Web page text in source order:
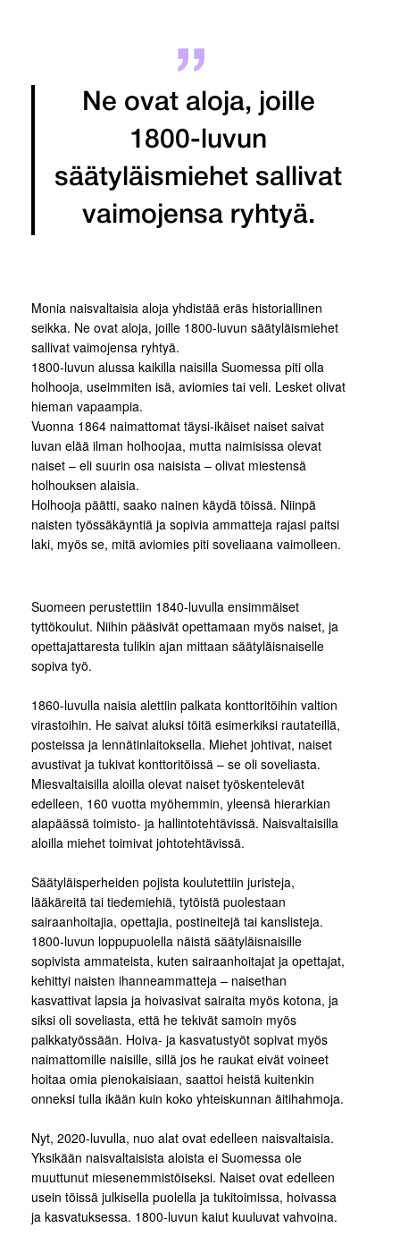
Ne ovat aloja, joille
1800-luvun
säätyläismiehet sallivat
vaimojensa ryhtyä.
Monia naisvaltaisia aloja yhdistää eräs historiallinen
seikka. Ne ovat aloja, joille 1800-luvun säätyläismiehet
sallivat vaimojensa ryhtyä.
1800-luvun alussa kaikilla naisilla Suomessa piti olla
holhooja, useimmiten isä, aviomies tai veli. Lesket olivat
hieman vapaampia.
Vuonna 1864 naimattomat täysi-ikäiset naiset saivat
luvan elää ilman holhoojaa, mutta naimisissa olevat
naiset – eli suurin osa naisista – olivat miestensä
holhouksen alaisia.
Holhooja päätti, saako nainen käydä töissä. Niinpä
naisten työssäkäyntiä ja sopivia ammatteja rajasi paitsi
laki, myös se, mitä aviomies piti soveliaana vaimolleen.
Suomeen perustettiin 1840-luvulla ensimmäiset
tyttökoulut. Niihin pääsivät opettamaan myös naiset, ja
opettajattaresta tulikin ajan mittaan säätyläisnaiselle
sopiva työ.
1860-luvulla naisia alettiin palkata konttoritöihin valtion
virastoihin. He saivat aluksi töitä esimerkiksi rautateillä,
posteissa ja lennätinlaitoksella. Miehet johtivat, naiset
avustivat ja tukivat konttoritöissä – se oli soveliasta.
Miesvaltaisilla aloilla olevat naiset työskentelevät
edelleen, 160 vuotta myöhemmin, yleensä hierarkian
alapäässä toimisto- ja hallintotehtävissä. Naisvaltaisilla
aloilla miehet toimivat johtotehtävissä.
Säätyläisperheiden pojista koulutettiin juristeja,
lääkäreitä tai tiedemiehiä, tytöistä puolestaan
sairaanhoitajia, opettajia, postineitejä tai kanslisteja.
1800-luvun loppupuolella näistä säätyläisnaisille
sopivista ammateista, kuten sairaanhoitajat ja opettajat,
kehittyi naisten ihanneammatteja – naisethan
kasvattivat lapsia ja hoivasivat sairaita myös kotona, ja
siksi oli soveliasta, että he tekivät samoin myös
palkkatyössään. Hoiva- ja kasvatustyöt sopivat myös
naimattomille naisille, sillä jos he raukat eivät voineet
hoitaa omia pienokaisiaan, saattoi heistä kuitenkin
onneksi tulla ikään kuin koko yhteiskunnan äitihahmoja.
Nyt, 2020-luvulla, nuo alat ovat edelleen naisvaltaisia.
Yksikään naisvaltaisista aloista ei Suomessa ole
muuttunut miesenemmistöiseksi. Naiset ovat edelleen
usein töissä julkisella puolella ja tukitoimissa, hoivassa
ja kasvatuksessa. 1800-luvun kaiut kuuluvat vahvoina.